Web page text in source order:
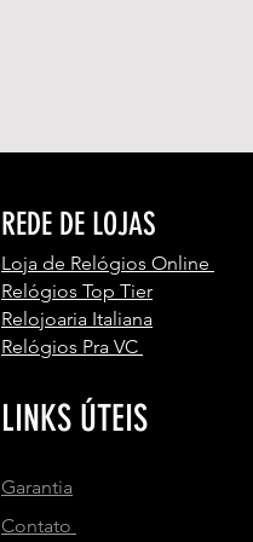
REDE DE LOJAS
Loja de Relógios Online
Relógios Top Tier
Relojoaria Italiana
Relógios Pra VC
LINKS ÚTEIS
Garantia
Contato